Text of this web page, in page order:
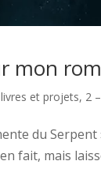
mon
et projets, 2
du
fait, mais